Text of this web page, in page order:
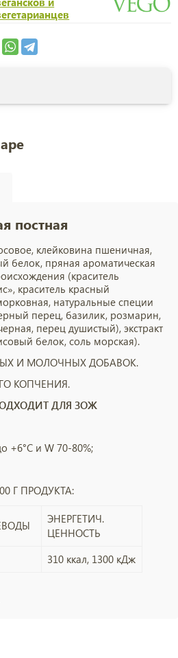
постная
клейковина пшеничная,
белок, пряная ароматическая
(краситель
краситель красный
натуральные специи
перец, базилик, розмарин,
перец душистый), экстракт
белок, соль морская).
И МОЛОЧНЫХ ДОБАВОК.
КОПЧЕНИЯ.
ДЛЯ ЗОЖ
+6°С и W 70-80%;
Г ПРОДУКТА:
ЭНЕРГЕТИЧ.
ЦЕННОСТЬ
310 ккал, 1300 кДж